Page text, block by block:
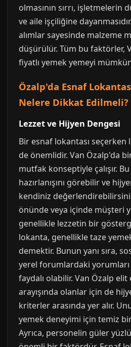
olmasının sırrı, işletmelerin
ve aile işçiliğine
alımlar sayesinde malzeme
düşürülür. Tüm bu faktörler,
fiyatlı yemek yemeyi
Özalp'da Esnaf
Nelere Dikkat Edilmeli?
Lezzet ve Hijyen Dengesi
Bir esnaf lokantası seçerken
de önemlidir. Van Özalp'da
mutfak konseptiyle çalışır.
hazırlanışını görebilir ve
kendiniz
önünde veya içinde müşteri
genellikle lezzetin bir
lokanta, genellikle taze
demektir. Bunun yanı sıra,
yerel forumlardaki
faydalı olabilir. Van Özalp
arayışında olanlar için de
kriterler arasında yer alır.
yemek deneyimi için temiz
Ayrıca, personelin güler